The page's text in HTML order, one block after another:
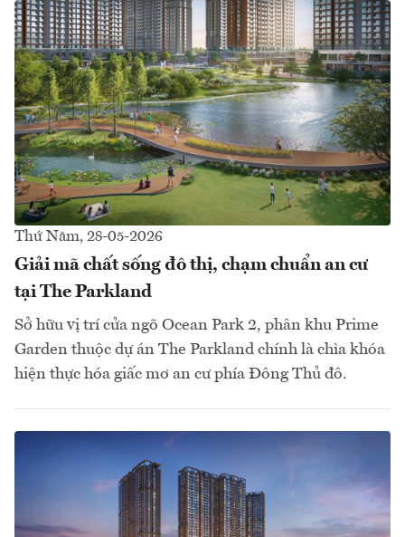
Thứ Năm, 28-05-2026
Giải mã chất sống đô thị, chạm chuẩn an cư
tại The Parkland
Sở hữu vị trí cửa ngõ Ocean Park 2, phân khu Prime
Garden thuộc dự án The Parkland chính là chìa khóa
hiện thực hóa giấc mơ an cư phía Đông Thủ đô.